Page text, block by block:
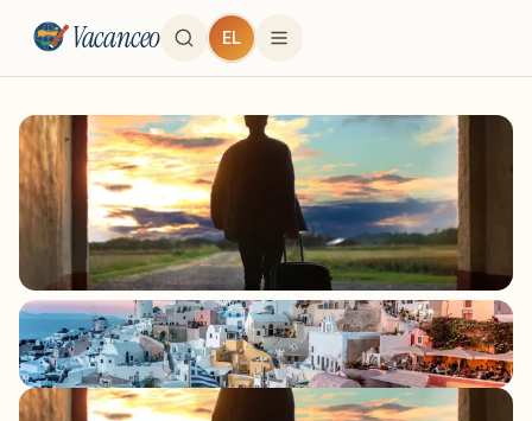
Vacanceo EL